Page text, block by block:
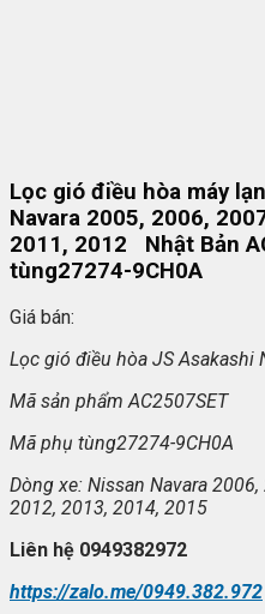
Lọc gió điều hòa máy
Navara 2005, 2006,
2011, 2012 Nhật Bản
tùng27274-9CH0A
Giá bán:
Lọc gió điều hòa JS Asakashi
Mã sản phẩm AC2507SET
Mã phụ tùng27274-9CH0A
Dòng xe: Nissan Navara
2012, 2013, 2014, 2015
Liên hệ 0949382972
https://zalo.me/0949.382.972